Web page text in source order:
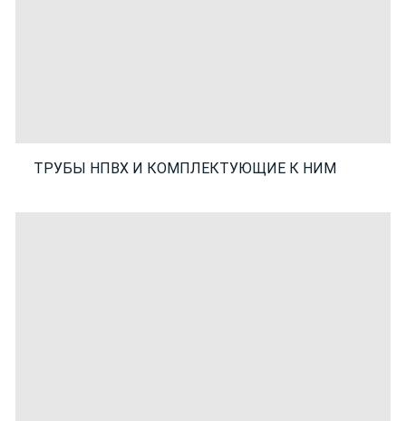
ТРУБЫ НПВХ И КОМПЛЕКТУЮЩИЕ К НИМ